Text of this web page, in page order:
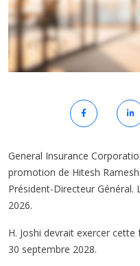
General Insurance
promotion de Hitesh
Président-Directeur
2026.
H. Joshi devrait exercer
30 septembre 2028.